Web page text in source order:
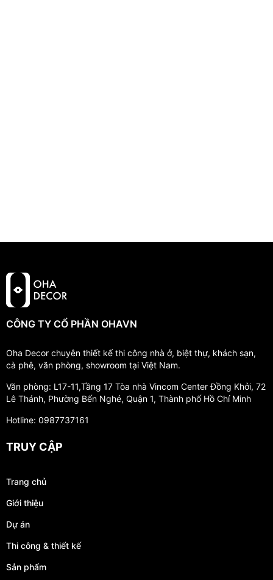
CÔNG TY CỔ PHẦN OHAVN
Oha Decor chuyên thiết kế thi công nhà ở, biệt thự, khách sạn,
cà phê, văn phòng, showroom tại Việt Nam.
Văn phòng: L17-11,Tầng 17 Tòa nhà Vincom Center Đồng Khởi, 72
Lê Thánh, Phường Bến Nghé, Quận 1, Thành phố Hồ Chí Minh
Hotline: 0987737161
TRUY CẬP
Trang chủ
Giới thiệu
Dự án
Thi công & thiết kế
Sản phẩm